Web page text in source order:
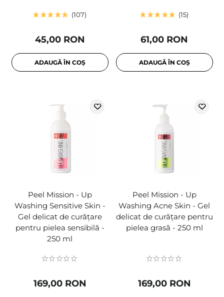
107
45,00 RON
ADAUGĂ ÎN COȘ
15
61,00 RON
ADAUGĂ ÎN COȘ
Peel Mission - Up
Washing Sensitive Skin -
Gel delicat de curățare
pentru pielea sensibilă -
250 ml
169,00 RON
Peel Mission - Up
Washing Acne Skin - Gel
delicat de curățare pentru
pielea grasă - 250 ml
169,00 RON